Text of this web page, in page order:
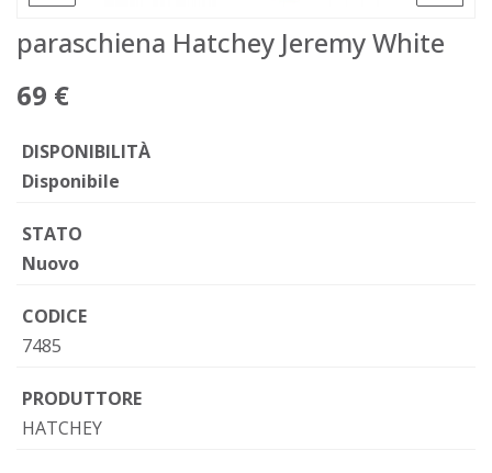
paraschiena Hatchey Jeremy White
69 €
DISPONIBILITÀ
Disponibile
STATO
Nuovo
CODICE
7485
PRODUTTORE
HATCHEY